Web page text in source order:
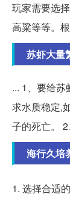
玩家需要选
高粱等等。
苏虾大量
... 1、要给
求水质稳定,
子的死亡。
海行久培
1. 选择合适的